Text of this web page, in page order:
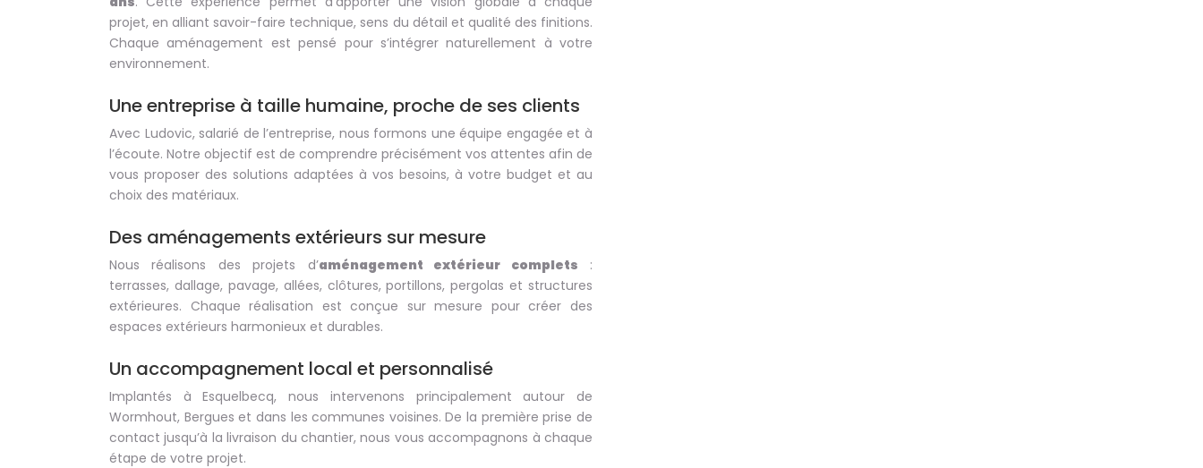
projet, en alliant savoir-faire technique, sens du détail et qualité des finitions.
Chaque aménagement est pensé pour s’intégrer naturellement à votre
environnement.
Une entreprise à taille humaine, proche de ses clients
Avec Ludovic, salarié de l’entreprise, nous formons une équipe engagée et à
l’écoute. Notre objectif est de comprendre précisément vos attentes afin de
vous proposer des solutions adaptées à vos besoins, à votre budget et au
choix des matériaux.
Des aménagements extérieurs sur mesure
Nous réalisons des projets d’aménagement extérieur complets :
terrasses, dallage, pavage, allées, clôtures, portillons, pergolas et structures
extérieures. Chaque réalisation est conçue sur mesure pour créer des
espaces extérieurs harmonieux et durables.
Un accompagnement local et personnalisé
Implantés à Esquelbecq, nous intervenons principalement autour de
Wormhout, Bergues et dans les communes voisines. De la première prise de
contact jusqu’à la livraison du chantier, nous vous accompagnons à chaque
étape de votre projet.